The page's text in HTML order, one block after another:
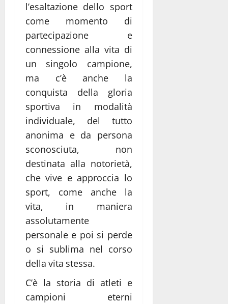
l’esaltazione dello sport
come momento di
partecipazione e
connessione alla vita di
un singolo campione,
ma c’è anche la
conquista della gloria
sportiva in modalità
individuale, del tutto
anonima e da persona
sconosciuta, non
destinata alla notorietà,
che vive e approccia lo
sport, come anche la
vita, in maniera
assolutamente
personale e poi si perde
o si sublima nel corso
della vita stessa.
C’è la storia di atleti e
campioni eterni